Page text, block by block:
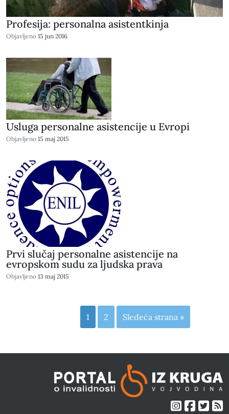
Profesija: personalna asistentkinja
Objavljeno 15 jun 2016
Usluga personalne asistencije u Evropi
Objavljeno 15 maj 2015
Prvi slučaj personalne asistencije na
evropskom sudu za ljudska prava
Objavljeno 13 maj 2015
1 2 Sledeća strana »